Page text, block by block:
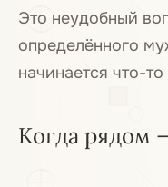
Это неудобный
определённого
начинается что-
Когда рядом